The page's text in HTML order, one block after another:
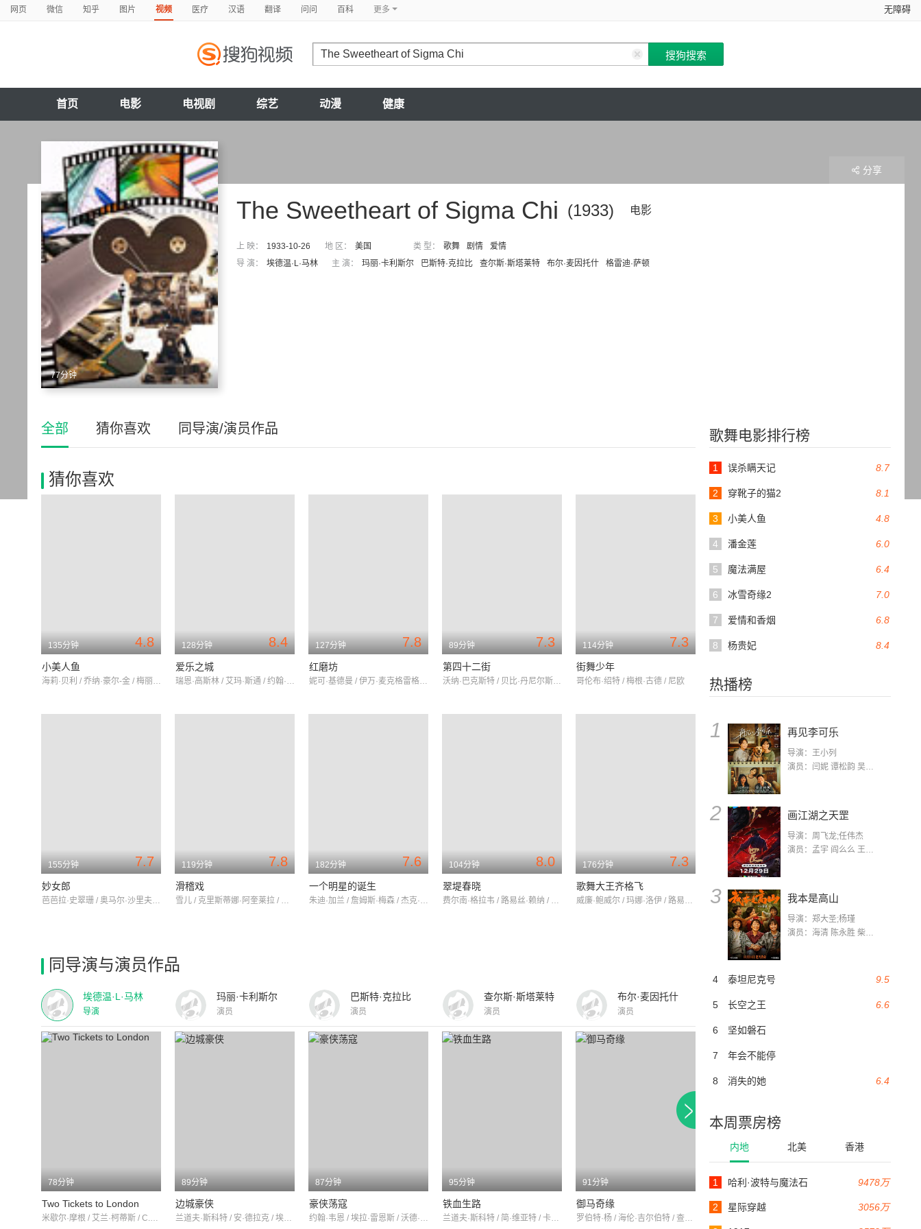
网页 微信 知乎 图片 视频 医疗 汉语 翻译 问问 百科 更多 无障碍
首页 电影 电视剧 综艺 动漫 健康
77分钟
(1933) 电影
The Sweetheart of Sigma Chi
上 映： 1933-10-26 地 区： 美国 类 型： 歌舞 剧情
爱情
导 演：
埃德温·L·马林 主 演： 玛丽·卡利斯尔 巴斯特·克拉比 查尔斯·斯塔莱特 布尔·麦因托什 格雷迪·萨顿
分享
歌舞电影排行榜
8.7
1 误杀瞒天记
8.1
2 穿靴子的猫2
4.8
3 小美人鱼
6.0
4 潘金莲
6.4
5 魔法满屋
7.0
6 冰雪奇缘2
6.8
7 爱情和香烟
8.4
8 杨贵妃
热播榜
1 再见李可乐
导演：王小列
演员：闫妮 谭松韵 吴京 蒋龙 赵小棠 冯雷 李虎城 平安 小七 小可乐
2 画江湖之天罡
导演：周飞龙;任伟杰
演员：孟宇 阎么么 王凯 郭政建 阎萌萌 杨默 高枫 齐斯伽 刘芊含 马程
3 我本是高山
导演：郑大圣;杨瑾
演员：海清 陈永胜 柴烨 王玥婷 万国鹏 美朵达瓦 赵瑞婷 罗解艳 郭莉娜 潘家艳
9.5
4 泰坦尼克号
6.6
5 长空之王
6 坚如磐石
7 年会不能停
6.4
8 消失的她
本周票房榜
内地 北美 香港
9478万
1 哈利·波特与魔法石
3056万
2 星际穿越
全部 猜你喜欢 同导演/演员作品
猜你喜欢
4.8
135分钟
小美人鱼
海莉·贝利 / 乔纳·豪尔-金 / 梅丽莎·麦卡西
8.4
128分钟
爱乐之城
瑞恩·高斯林 / 艾玛·斯通 / 约翰·传奇
7.8
127分钟
红磨坊
妮可·基德曼 / 伊万·麦克格雷格 / 约翰·雷吉扎莫
7.3
89分钟
第四十二街
沃纳·巴克斯特 / 贝比·丹尼尔斯 / 金杰·罗杰斯
7.3
114分钟
街舞少年
哥伦布·绍特 / 梅根·古德 / 尼欧
7.7
155分钟
妙女郎
芭芭拉·史翠珊 / 奥马尔·沙里夫 / 凯·梅德福
7.8
119分钟
滑稽戏
雪儿 / 克里斯蒂娜·阿奎莱拉 / 埃里克·迪恩
7.6
182分钟
一个明星的诞生
朱迪·加兰 / 詹姆斯·梅森 / 杰克·卡森
8.0
104分钟
翠堤春晓
费尔南·格拉韦 / 路易丝·赖纳 / 米莉莎·科耶斯
7.3
176分钟
歌舞大王齐格飞
威廉·鲍威尔 / 玛娜·洛伊 / 路易丝·赖纳
同导演与演员作品
埃德温·L·马林
导演
玛丽·卡利斯尔
演员
巴斯特·克拉比
演员
查尔斯·斯塔莱特
演员
布尔·麦因托什
演员
78分钟
Two Tickets to London
米歇尔·摩根 / 艾兰·柯蒂斯 / C.奥布雷·史密斯
89分钟
边城豪侠
兰道夫·斯科特 / 安·德拉克 / 埃德加·巴詹南
87分钟
豪侠荡寇
约翰·韦恩 / 埃拉·雷恩斯 / 沃德·邦德
95分钟
铁血生路
兰道夫·斯科特 / 简·维亚特 / 卡罗尔·耐什
91分钟
御马奇缘
罗伯特·杨 / 海伦·吉尔伯特 / 查尔斯·科本
90分钟
深入虎穴
95分钟
巴黎的召唤